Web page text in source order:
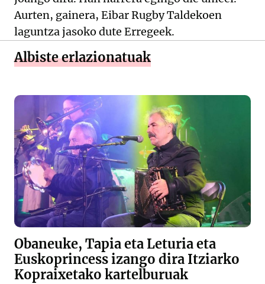
Aurten, gainera, Eibar Rugby Taldekoen
laguntza jasoko dute Erregeek.
Albiste erlazionatuak
Obaneuke, Tapia eta Leturia eta
Euskoprincess izango dira Itziarko
Kopraixetako kartelburuak